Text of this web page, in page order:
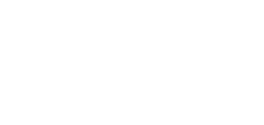
ようお願いしま
にご登録され
社の共同利用者
とをご了承くだ
ない年数を意
通知します。
ムロン制御